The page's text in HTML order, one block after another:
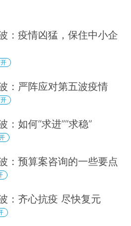
：疫情凶猛，保住中小企
：严阵应对第五波疫情
：如何“求进”“求稳”
：预算案咨询的一些要点
：齐心抗疫 尽快复元